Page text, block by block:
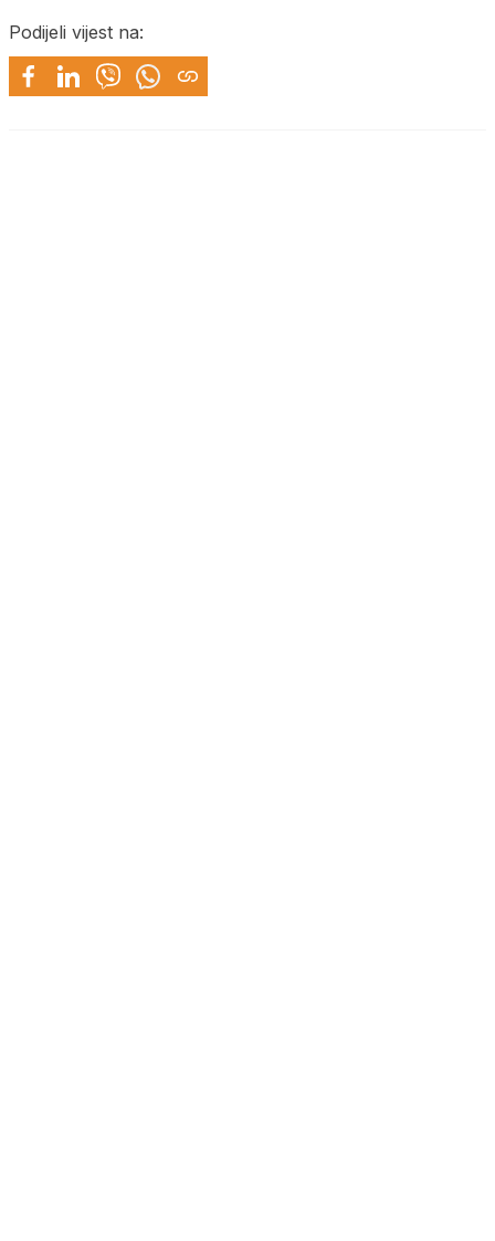
Podijeli vijest na: